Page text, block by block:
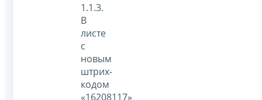
1.1.3.
В
листе
с
новым
штрих-
кодом
«16208117»